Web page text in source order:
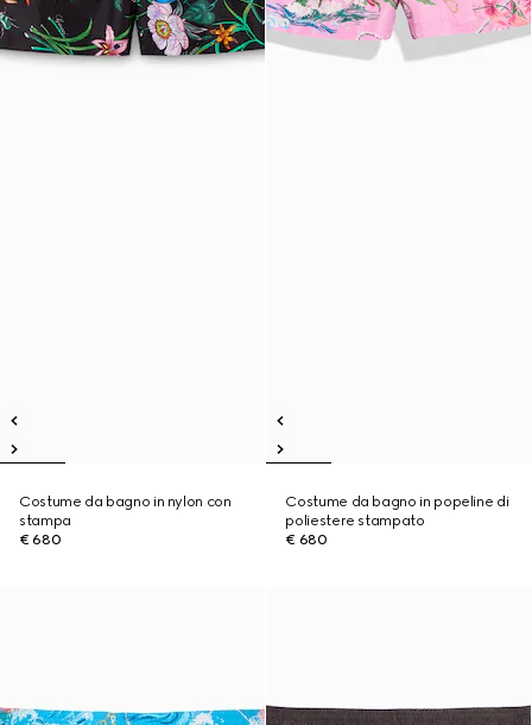
Costume da bagno in nylon con
stampa
€ 680
Costume da bagno in popeline di
poliestere stampato
€ 680